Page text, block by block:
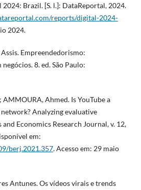
2024: Brazil. [S. l.]: DataReportal, 2024.
reports/digital-2024-
2024.
Empreendedorismo:
8. ed. São Paulo:
AMMOURA, Ahmed. Is YouTube a
Analyzing evaluative
Economics Research Journal, v. 12,
em:
berj.2021.357. Acesso em: 29 maio
Antunes. Os vídeos virais e trends